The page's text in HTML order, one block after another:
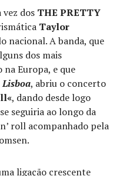
vez dos THE PRETTY
Taylor
nacional. A banda, que
dos mais
Europa, e que
Lisboa, abriu o concerto
, dando desde logo
seguiria ao longo da
roll acompanhado pela
ligação crescente